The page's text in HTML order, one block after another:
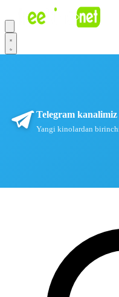
Telegram kanalimiz
Yangi kinolardan